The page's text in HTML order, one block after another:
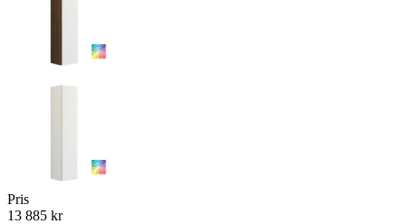
Pris
13 885 kr